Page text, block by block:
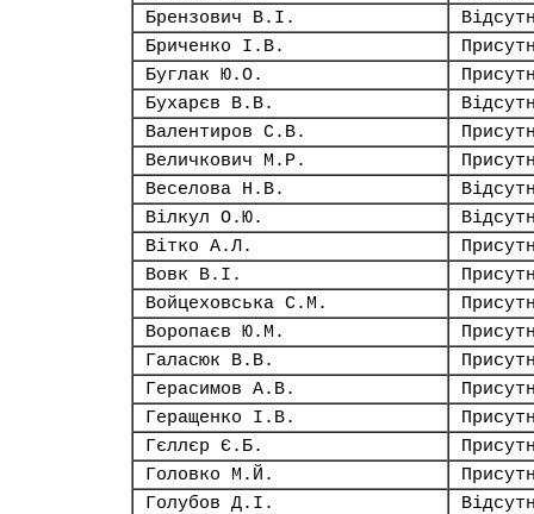
Брензович В.І.
Бриченко І.В.
Буглак Ю.О.
Бухарєв В.В.
Валентиров С.В.
Величкович М.Р.
Веселова Н.В.
Вілкул О.Ю.
Вітко А.Л.
Вовк В.І.
Войцеховська С.М.
Воропаєв Ю.М.
Галасюк В.В.
Герасимов А.В.
Геращенко І.В.
Гєллєр Є.Б.
Головко М.Й.
Голубов Д.І.